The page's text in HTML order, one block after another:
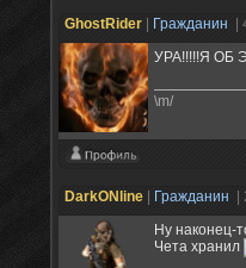
GhostRider Гражданин
|
УРА!!!!!Я ОБ
\m/
DarkONline Гражданин
Ну наконец-
Чета хранил